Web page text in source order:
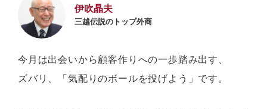
伊吹晶夫
三越伝説のトップ外商
今月は出会いから顧客作りへの一歩踏み出す、
ズバリ、「気配りのボールを投げよう」です。